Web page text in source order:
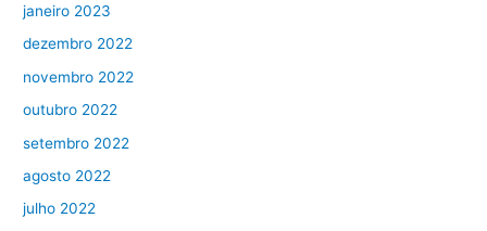
janeiro 2023
dezembro 2022
novembro 2022
outubro 2022
setembro 2022
agosto 2022
julho 2022